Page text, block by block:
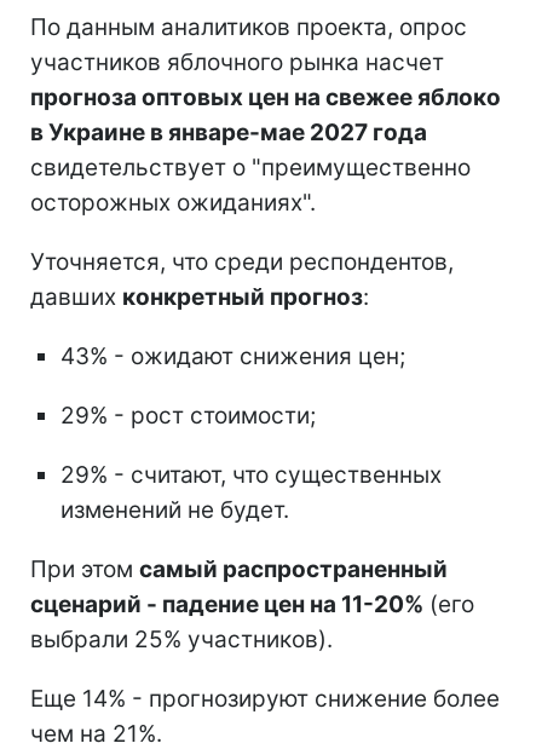
По данным аналитиков проекта, опрос
участников яблочного рынка насчет
прогноза оптовых цен на свежее яблоко
в Украине в январе-мае 2027 года
свидетельствует о "преимущественно
осторожных ожиданиях".
Уточняется, что среди респондентов,
давших конкретный прогноз:
43% - ожидают снижения цен;
29% - рост стоимости;
29% - считают, что существенных
изменений не будет.
При этом самый распространенный
сценарий - падение цен на 11-20% (его
выбрали 25% участников).
Еще 14% - прогнозируют снижение более
чем на 21%.